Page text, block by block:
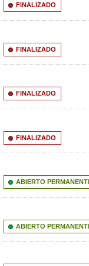
FINALIZADO
FINALIZADO
FINALIZADO
FINALIZADO
ABIERTO
ABIERTO